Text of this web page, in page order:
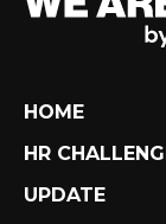
HOME
HR
UPDATE